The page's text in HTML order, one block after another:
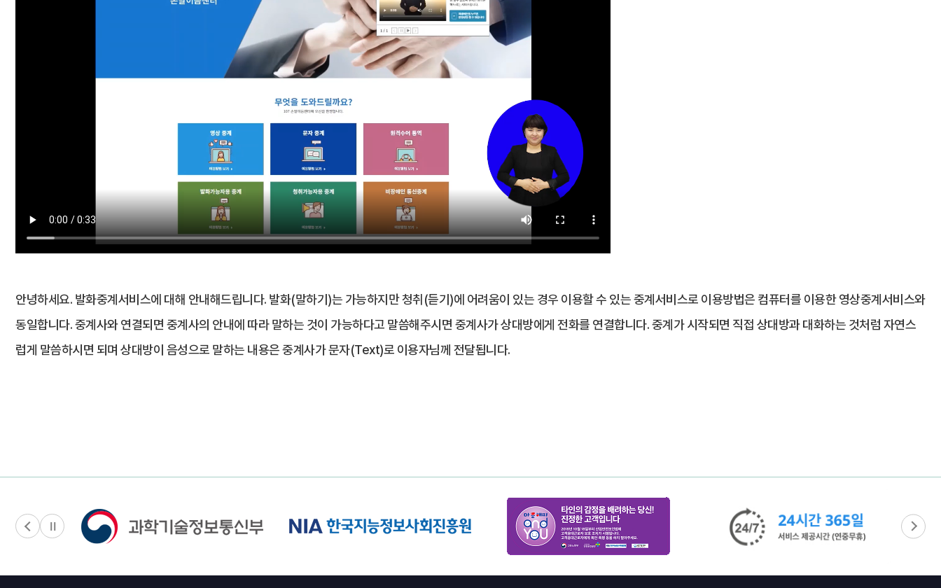
안녕하세요. 발화중계서비스에 대해 안내해드립니다. 발화(말하기)는 가능하지만 청취(듣기)에 어려움이 있는 경우 이용할 수 있는 중계서비스로 이용방법은 컴퓨터를 이용한 영상중계서비스와
동일합니다. 중계사와 연결되면 중계사의 안내에 따라 말하는 것이 가능하다고 말씀해주시면 중계사가 상대방에게 전화를 연결합니다. 중계가 시작되면 직접 상대방과 대화하는 것처럼 자연스
럽게 말씀하시면 되며 상대방이 음성으로 말하는 내용은 중계사가 문자(Text)로 이용자님께 전달됩니다.
다음